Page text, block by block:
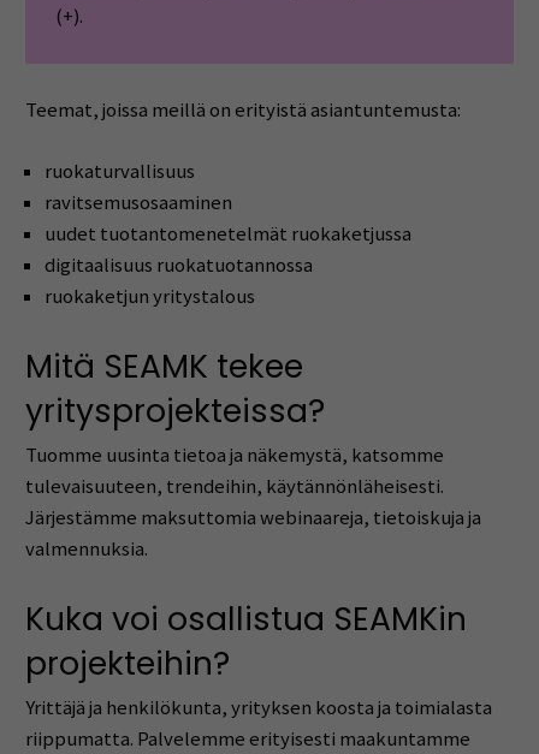
(+).
Teemat, joissa meillä on erityistä asiantuntemusta:
ruokaturvallisuus
ravitsemusosaaminen
uudet tuotantomenetelmät ruokaketjussa
digitaalisuus ruokatuotannossa
ruokaketjun yritystalous
Mitä SEAMK tekee
yritysprojekteissa?
Tuomme uusinta tietoa ja näkemystä, katsomme
tulevaisuuteen, trendeihin, käytännönläheisesti.
Järjestämme maksuttomia webinaareja, tietoiskuja ja
valmennuksia.
Kuka voi osallistua SEAMKin
projekteihin?
Yrittäjä ja henkilökunta, yrityksen koosta ja toimialasta
riippumatta. Palvelemme erityisesti maakuntamme